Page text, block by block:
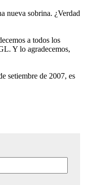
nueva sobrina. ¿Verdad
a todos los
Y lo agradecemos,
setiembre de 2007, es